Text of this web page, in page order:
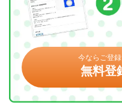
今ならご登
無料登